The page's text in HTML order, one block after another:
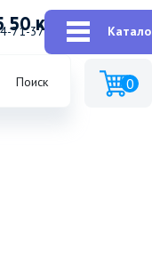
71-37
Поиск 0
кг